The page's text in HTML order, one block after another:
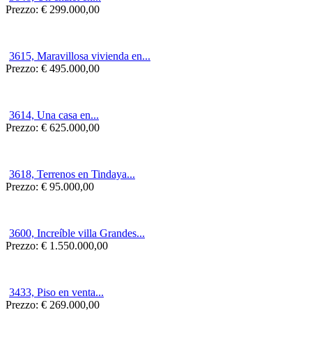
Prezzo: € 299.000,00
3615, Maravillosa vivienda en...
Prezzo: € 495.000,00
3614, Una casa en...
Prezzo: € 625.000,00
3618, Terrenos en Tindaya...
Prezzo: € 95.000,00
3600, Increíble villa Grandes...
Prezzo: € 1.550.000,00
3433, Piso en venta...
Prezzo: € 269.000,00